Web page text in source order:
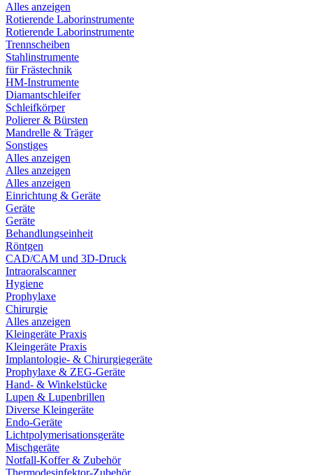
Alles anzeigen
Rotierende Laborinstrumente
Rotierende Laborinstrumente
Trennscheiben
Stahlinstrumente
für Frästechnik
HM-Instrumente
Diamantschleifer
Schleifkörper
Polierer & Bürsten
Mandrelle & Träger
Sonstiges
Alles anzeigen
Alles anzeigen
Alles anzeigen
Einrichtung & Geräte
Geräte
Geräte
Behandlungseinheit
Röntgen
CAD/CAM und 3D-Druck
Intraoralscanner
Hygiene
Prophylaxe
Chirurgie
Alles anzeigen
Kleingeräte Praxis
Kleingeräte Praxis
Implantologie- & Chirurgiegeräte
Prophylaxe & ZEG-Geräte
Hand- & Winkelstücke
Lupen & Lupenbrillen
Diverse Kleingeräte
Endo-Geräte
Lichtpolymerisationsgeräte
Mischgeräte
Notfall-Koffer & Zubehör
Thermodesinfektor-Zubehör